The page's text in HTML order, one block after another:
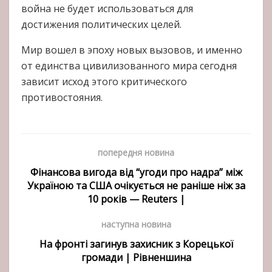
война не будет использоваться для
достижения политических целей.
Мир вошел в эпоху новых вызовов, и именно
от единства цивилизованного мира сегодня
зависит исход этого критического
противостояния.
попередня новина
Фінансова вигода від “угоди про надра” між
Україною та США очікується не раніше ніж за
10 років — Reuters |
наступна новина
На фронті загинув захисник з Корецької
громади | Рівненшина